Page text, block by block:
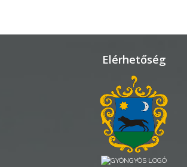
PÉNZÜGYEI
Elérhetőség